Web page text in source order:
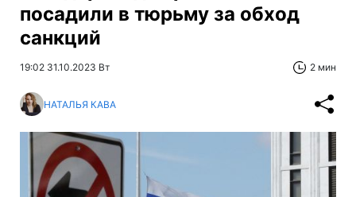
посадили в тюрьму за обход
санкций
19:02 31.10.2023 Вт 2 мин
НАТАЛЬЯ КАВА